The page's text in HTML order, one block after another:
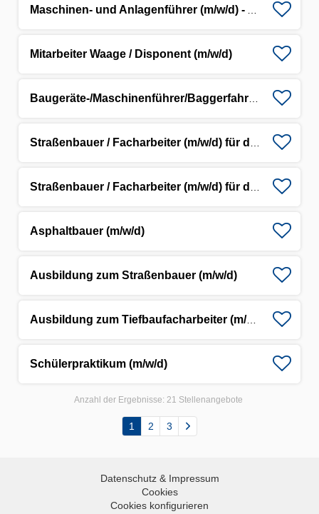
Mitarbeiter Waage / Disponent (m/w/d)
Asphaltbauer (m/w/d)
Ausbildung zum Straßenbauer (m/w/d)
Schülerpraktikum (m/w/d)
Anzahl der Ergebnisse: 21 Stellenangebote
1 2 3
Datenschutz & Impressum
Cookies
Cookies konfigurieren